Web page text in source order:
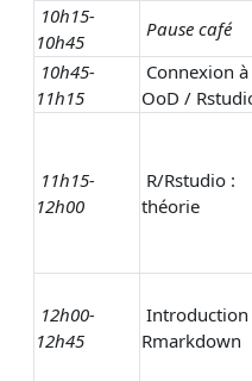
10h15-
10h45
Pause café
10h45-
11h15
Connexion à
OoD /
11h15-
12h00
R/Rstudio :
théorie
12h00-
12h45
Introduction
Rmarkdown